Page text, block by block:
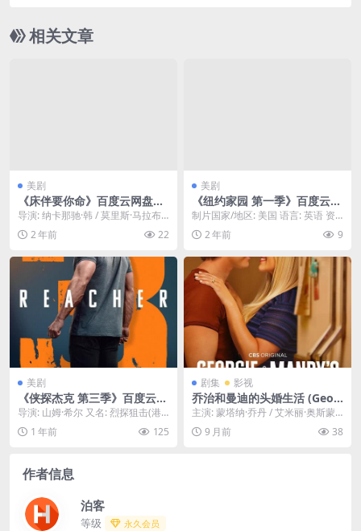
相关文章
美剧
《床伴要你命》百度云网盘下
载.阿里云盘.英语中字.(2024)
导演: 纳卡那驰·韩 / 莫里斯·马拉布
尔 又名: 克夫女的秘密(美版) 资源
下...2 年前 22
美剧
《纽约家园 第一季》百度云网
盘下载.阿里云盘.英语中字.(20
制片国家/地区: 美国 语言: 英语 资
源下载：纽约家园第一季阿里云盘,
百度云盘...
2 年前 9
美剧
《侠探杰克 第三季》百度云网
盘夸克下载.阿里云盘.中字.(20
25)
导演: 山姆·希尔 又名: 烈探狙击(港)
/ 神隐任务(台) / 杰克·理查尔...
1 年前 125
剧集 影视
乔治和曼迪的头婚生活 (Geor
gie & Mandy’s First Marria
ge) – 2024 – 喜剧 – 1080P高
清中字 – 夸克网盘/百度网盘
主演: 蒙塔纳·乔丹 / 艾米丽·奥斯蒙
特 又名: 小谢尔顿衍生 资源下载：
乔治...9 月前 38
作者信息
泊客
等级 永久会员